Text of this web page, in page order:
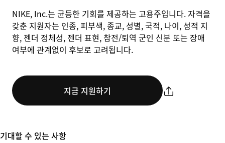
NIKE, Inc.는 균등한 기회를 제공하는 고용주입니다. 자격을
갖춘 지원자는 인종, 피부색, 종교, 성별, 국적, 나이, 성적 지
향, 젠더 정체성, 젠더 표현, 참전/퇴역 군인 신분 또는 장애
여부에 관계없이 후보로 고려됩니다.
지금 지원하기
기대할 수 있는 사항